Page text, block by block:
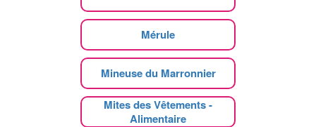
Mérule
Mineuse du Marronnier
Mites des Vêtements -
Alimentaire